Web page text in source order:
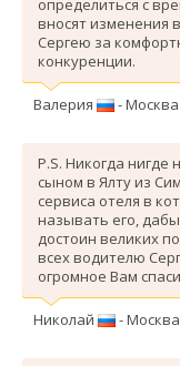
вносят изменения
Сергею за
конкуренции.
Валерия - Москва
P.S. Никогда нигде
сыном в Ялту из
сервиса отеля в
называть его,
достоин великих
всех водителю
огромное Вам
Николай - Москва